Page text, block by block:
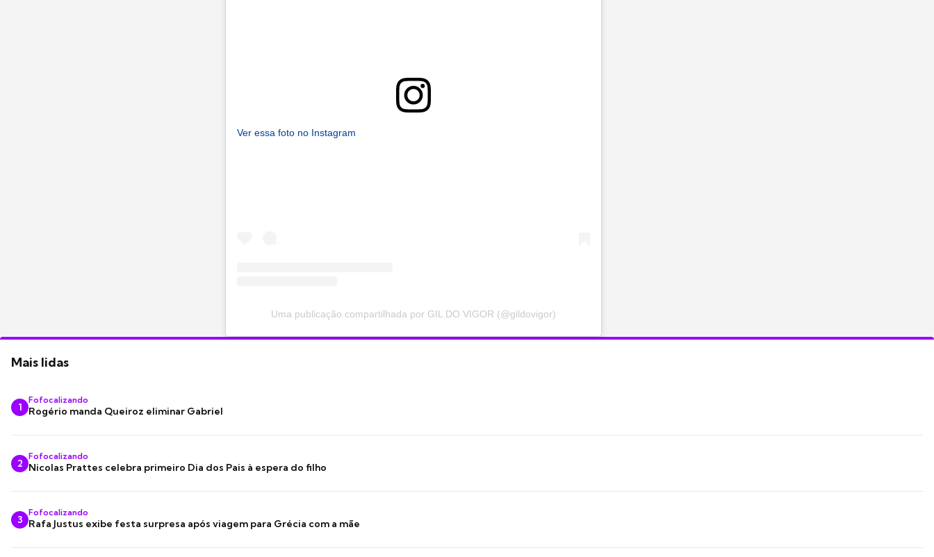
Ver essa foto no Instagram
Uma publicação compartilhada por GIL DO VIGOR (@gildovigor)
Mais lidas
1
Fofocalizando
Rogério manda Queiroz eliminar Gabriel
2
Fofocalizando
Nicolas Prattes celebra primeiro Dia dos Pais à espera do filho
3
Fofocalizando
Rafa Justus exibe festa surpresa após viagem para Grécia com a mãe